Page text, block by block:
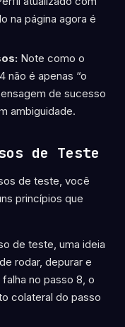
na página agora é
Note como o
não é apenas “o
de sucesso
ambiguidade.
de Teste
de teste, você
princípios que
de teste, uma ideia
rodar, depurar e
no passo 8, o
colateral do passo